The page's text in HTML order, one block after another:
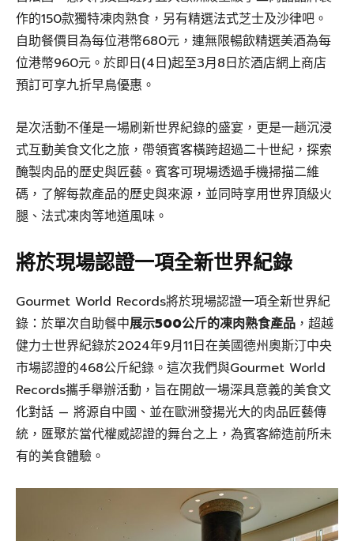
作的150款獨特凍肉熟食，另有精選法式芝士及沙律吧。
自助餐價目為每位港幣680元，連無限暢飲精選美酒為每
位港幣960元。於即日(4日)起至3月8日於酒店網上商店
預訂可享九折早鳥優惠。
是次活動不僅是一場刷新世界紀錄的盛宴，更是一趟沉浸
式互動美食文化之旅，帶領賓客橫跨超過二十世紀，探索
醃製肉品的歷史與匠藝。賓客可現場透過手機掃描二維
碼，了解每款產品的歷史與來源，並同時享用世界頂級火
腿、法式凍肉等地道風味。
將於現場認證一項全新世界紀錄
Gourmet World Records將於現場認證一項全新世界紀
錄：於單次自助餐中展示500公斤的凍肉熟食產品 ，超越
健力士世界紀錄於2024年9月11日在美國德州奧斯汀中央
市場認證的468公斤紀錄。這次我們與Gourmet World
Records攜手舉辦活動，旨在開啟一場深具意義的美食文
化對話 — 將源自中國、並在歐洲發揚光大的肉品匠藝傳
統，匯聚於當代權威認證的舞台之上，為賓客締造前所未
有的美食體驗。